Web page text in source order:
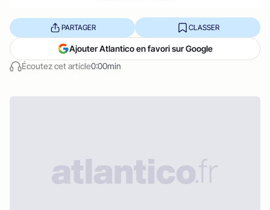
Écoutez cet article0:00min
PARTAGER CLASSER
Ajouter Atlantico en favori sur Google